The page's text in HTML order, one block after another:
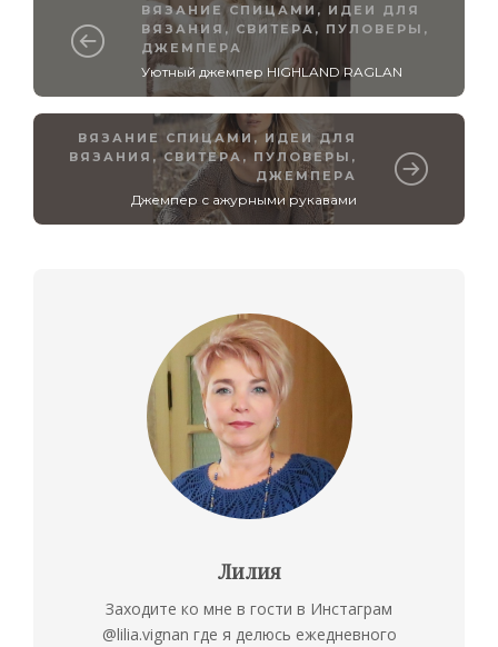
ВЯЗАНИЕ СПИЦАМИ , ИДЕИ ДЛЯ
ВЯЗАНИЯ , СВИТЕРА, ПУЛОВЕРЫ,
ДЖЕМПЕРА
Уютный джемпер HIGHLAND RAGLAN
ВЯЗАНИЕ СПИЦАМИ , ИДЕИ ДЛЯ
ВЯЗАНИЯ ,СВИТЕРА, ПУЛОВЕРЫ,
ДЖЕМПЕРА
Джемпер с ажурными рукавами
Лилия
Заходите ко мне в гости в Инстаграм
@lilia.vignan где я делюсь ежедневного